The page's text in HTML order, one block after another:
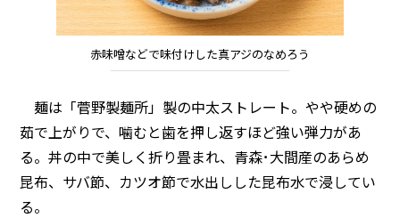
赤味噌などで味付けした真アジのなめろう
麺は「菅野製麺所」製の中太ストレート。やや硬めの
茹で上がりで、噛むと歯を押し返すほど強い弾力があ
る。丼の中で美しく折り畳まれ、青森･大間産のあらめ
昆布、サバ節、カツオ節で水出しした昆布水で浸してい
る。